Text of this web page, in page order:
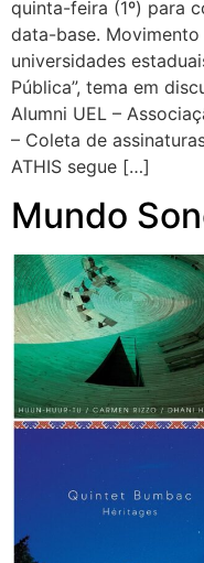
quinta-feira (1º) para
data-base.
universidades
Pública”, tema em
Alumni UEL –
– Coleta de
ATHIS segue […]
Mundo